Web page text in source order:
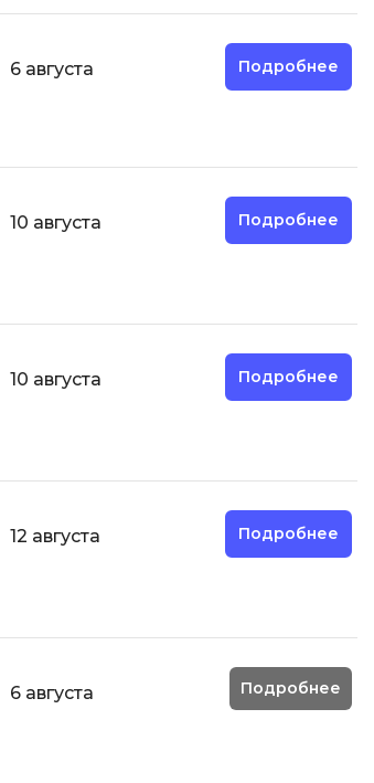
6 августа Подробнее
10 августа Подробнее
10 августа Подробнее
12 августа Подробнее
6 августа Подробнее
Тестирование игр
Управление дронами
Управление разработкой и IT
Фреймворк Laravel
Фреймворк ReactJS
Фреймворк Spring
Фреймворк Symfony
Х